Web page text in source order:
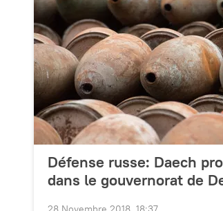
Défense russe: Daech
dans le gouvernorat de